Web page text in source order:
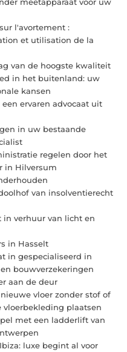
l'avortement :
et utilisation de la
van de hoogste kwaliteit
in het buitenland: uw
kansen
ervaren advocaat uit
in uw bestaande
regelen door het
in Hilversum
van insolventierecht
in verhuur van licht en
in Hasselt
in gespecialiseerd in
bouwverzekeringen
aan de deur
vloer zonder stof of
vloerbekleding plaatsen
met een ladderlift van
luxe begint al voor